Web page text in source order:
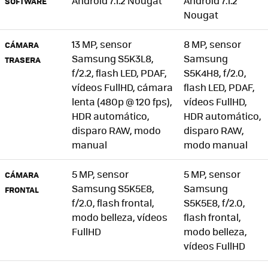
Nougat
CÁMARA
TRASERA
13 MP, sensor
Samsung S5K3L8,
f/2.2, flash LED, PDAF,
vídeos FullHD, cámara
lenta (480p @ 120 fps),
HDR automático,
disparo RAW, modo
manual
8 MP, sensor
Samsung
S5K4H8, f/2.0,
flash LED, PDAF,
vídeos FullHD,
HDR automático,
disparo RAW,
modo manual
CÁMARA
FRONTAL
5 MP, sensor
Samsung S5K5E8,
f/2.0, flash frontal,
modo belleza, vídeos
FullHD
5 MP, sensor
Samsung
S5K5E8, f/2.0,
flash frontal,
modo belleza,
vídeos FullHD